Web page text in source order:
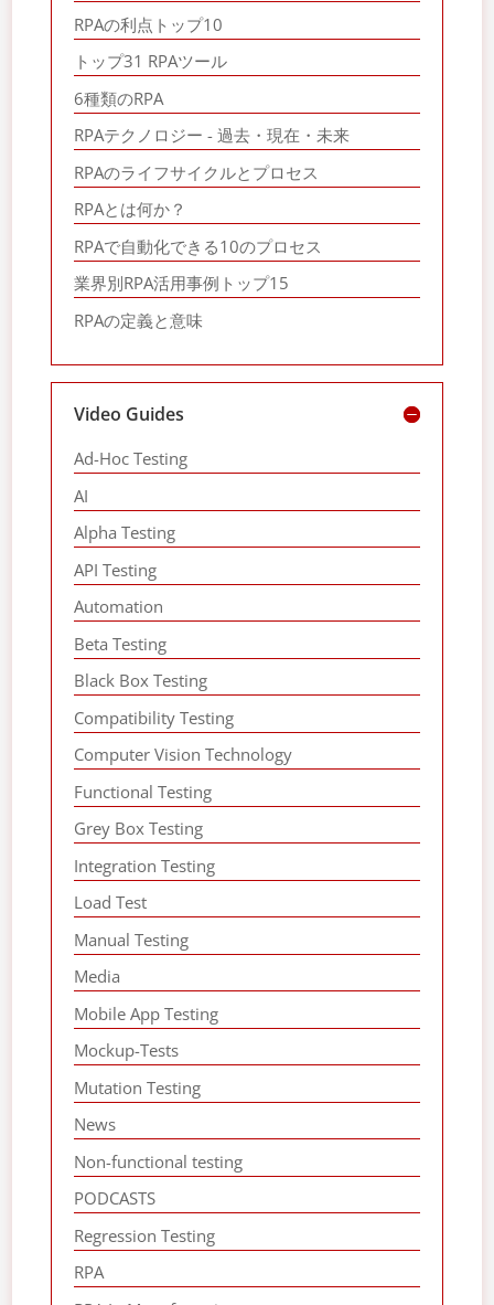
RPAの利点トップ10
トップ31 RPAツール
6種類のRPA
RPAテクノロジー - 過去・現在・未来
RPAのライフサイクルとプロセス
RPAとは何か？
RPAで自動化できる10のプロセス
業界別RPA活用事例トップ15
RPAの定義と意味
Video Guides
Ad-Hoc Testing
AI
Alpha Testing
API Testing
Automation
Beta Testing
Black Box Testing
Compatibility Testing
Computer Vision Technology
Functional Testing
Grey Box Testing
Integration Testing
Load Test
Manual Testing
Media
Mobile App Testing
Mockup-Tests
Mutation Testing
News
Non-functional testing
PODCASTS
Regression Testing
RPA